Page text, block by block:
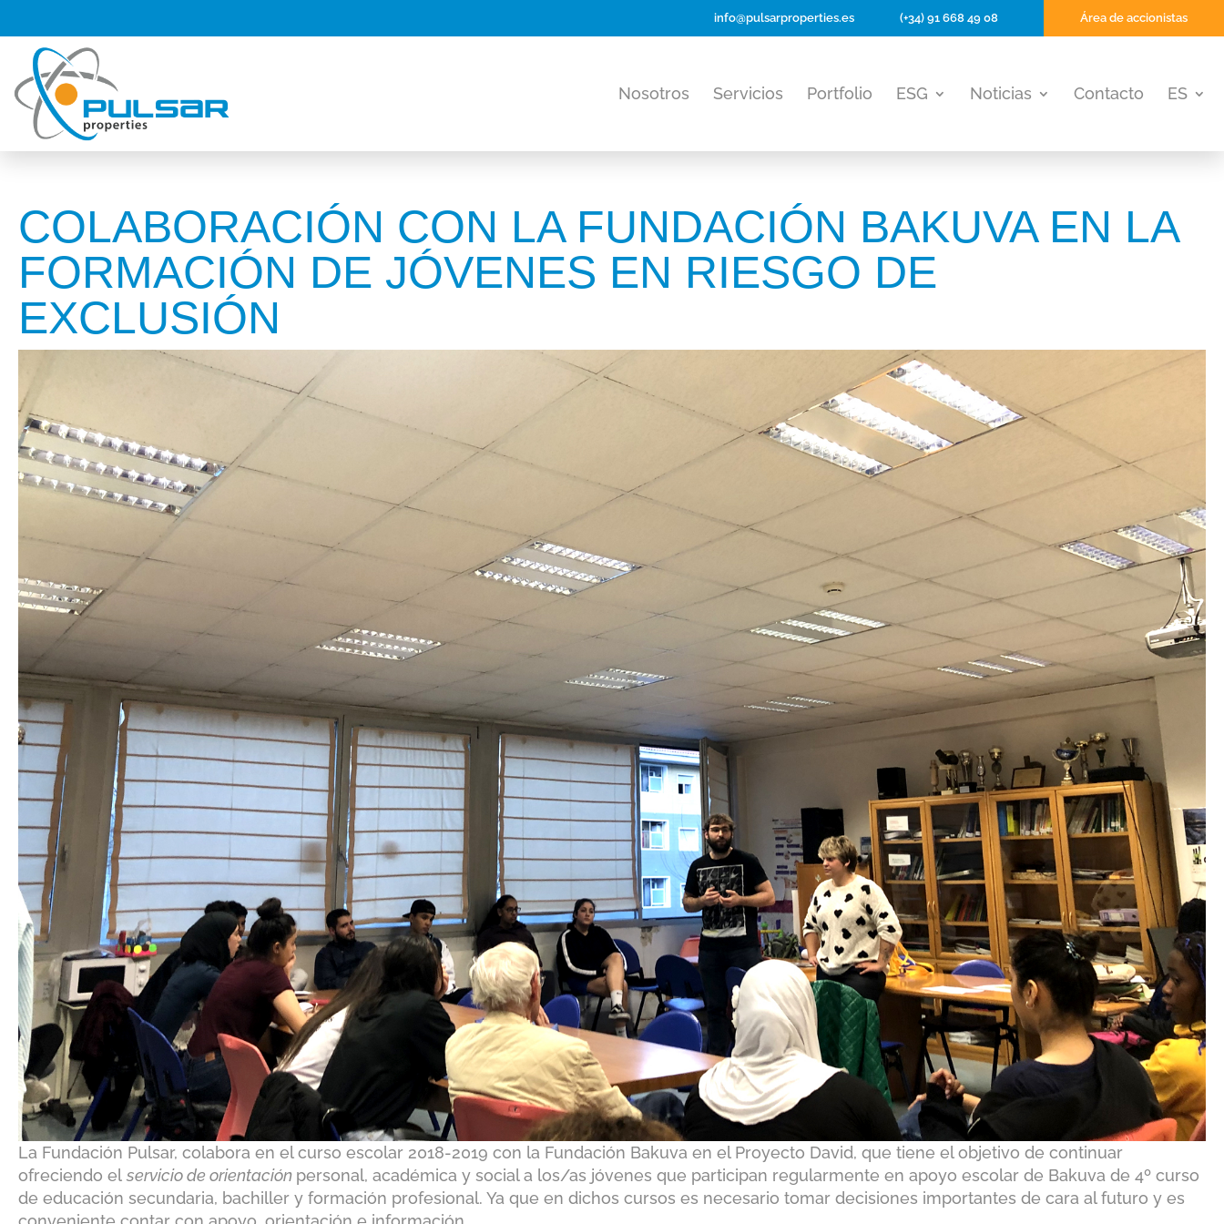
info@pulsarproperties.es (+34) 91 668 49 08 Área de accionistas
Nosotros Servicios Portfolio ESG Noticias Contacto ES
COLABORACIÓN CON LA FUNDACIÓN BAKUVA EN LA
FORMACIÓN DE JÓVENES EN RIESGO DE
EXCLUSIÓN
La Fundación Pulsar, colabora en el curso escolar 2018-2019 con la Fundación Bakuva en el Proyecto David, que tiene el objetivo de continuar
ofreciendo el servicio de orientación personal, académica y social a los/as jóvenes que participan regularmente en apoyo escolar de Bakuva de 4º curso
de educación secundaria, bachiller y formación profesional. Ya que en dichos cursos es necesario tomar decisiones importantes de cara al futuro y es